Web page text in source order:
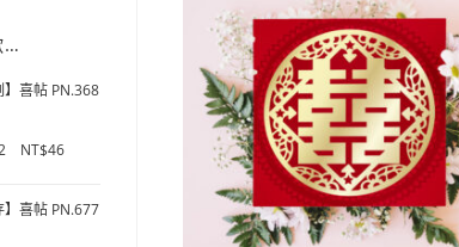
…
】喜帖 PN.368
NT$46
】喜帖 PN.677